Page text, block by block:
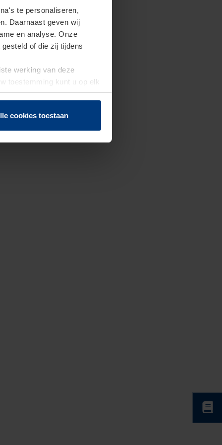
te personaliseren,
Daarnaast geven wij
en analyse. Onze
of die zij tijdens
werking van deze
toestemming kunt u op elk
herroepen.
cookies toestaan